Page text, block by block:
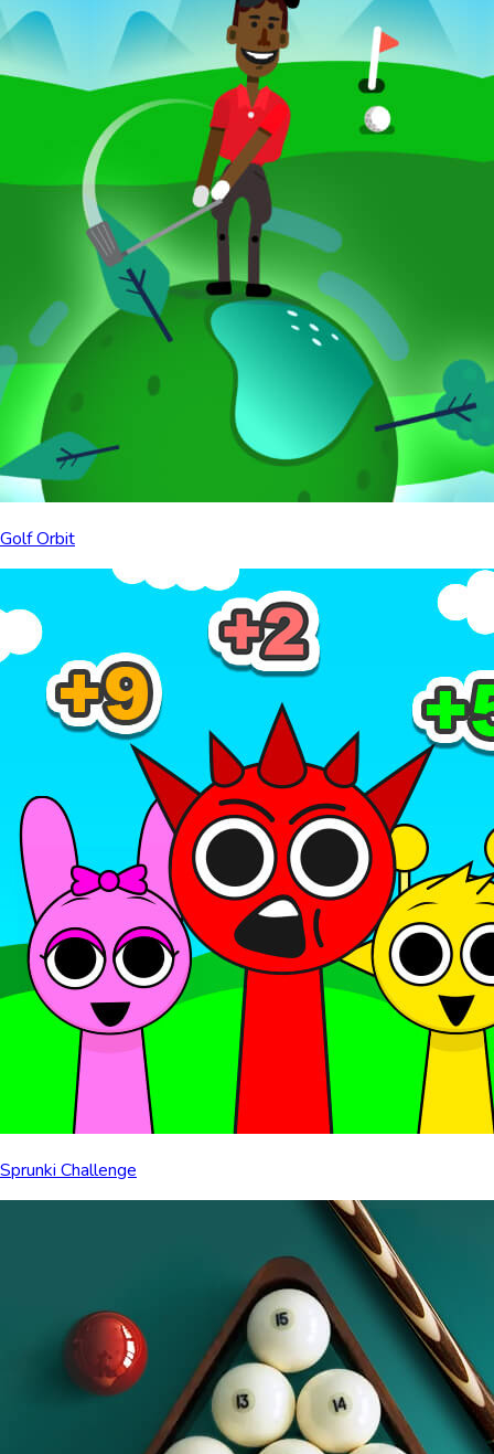
Golf Orbit
Sprunki Challenge